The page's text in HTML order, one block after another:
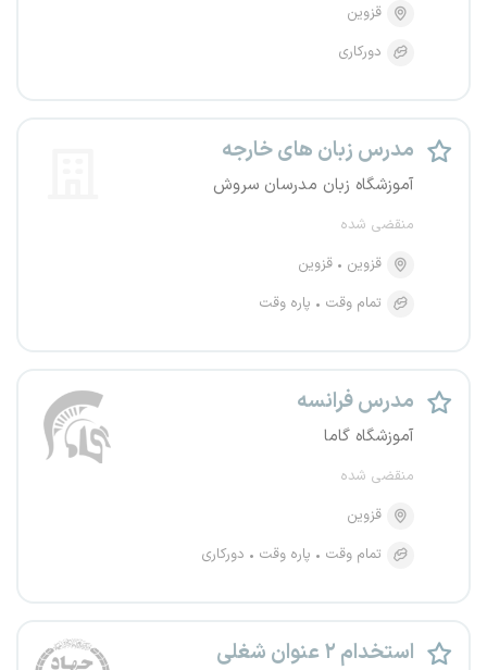
قزوین
دورکاری
مدرس زبان های خارجه
آموزشگاه زبان مدرسان سروش
منقضی شده
قزوین
قزوین
تمام وقت
پاره وقت
مدرس فرانسه
آموزشگاه گاما
منقضی شده
قزوین
تمام وقت
پاره وقت دورکاری
استخدام ۲ عنوان شغلی